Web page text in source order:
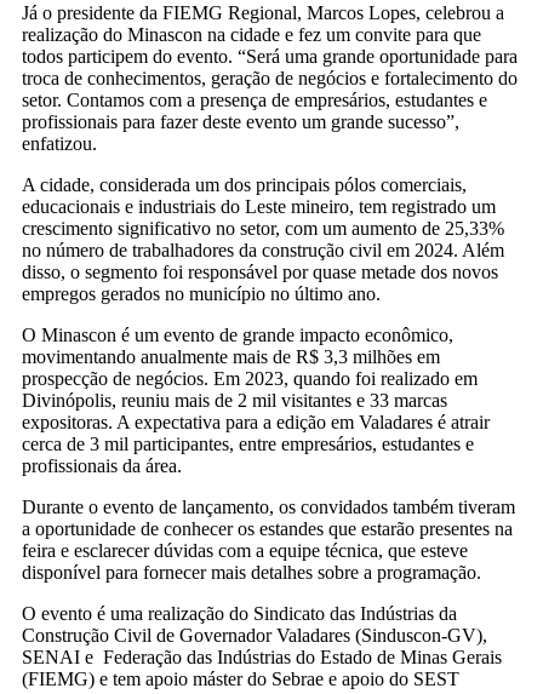
Já o presidente da FIEMG Regional, Marcos Lopes, celebrou a
realização do Minascon na cidade e fez um convite para que
todos participem do evento. “Será uma grande oportunidade para
troca de conhecimentos, geração de negócios e fortalecimento do
setor. Contamos com a presença de empresários, estudantes e
profissionais para fazer deste evento um grande sucesso”,
enfatizou.
A cidade, considerada um dos principais pólos comerciais,
educacionais e industriais do Leste mineiro, tem registrado um
crescimento significativo no setor, com um aumento de 25,33%
no número de trabalhadores da construção civil em 2024. Além
disso, o segmento foi responsável por quase metade dos novos
empregos gerados no município no último ano.
O Minascon é um evento de grande impacto econômico,
movimentando anualmente mais de R$ 3,3 milhões em
prospecção de negócios. Em 2023, quando foi realizado em
Divinópolis, reuniu mais de 2 mil visitantes e 33 marcas
expositoras. A expectativa para a edição em Valadares é atrair
cerca de 3 mil participantes, entre empresários, estudantes e
profissionais da área.
Durante o evento de lançamento, os convidados também tiveram
a oportunidade de conhecer os estandes que estarão presentes na
feira e esclarecer dúvidas com a equipe técnica, que esteve
disponível para fornecer mais detalhes sobre a programação.
O evento é uma realização do Sindicato das Indústrias da
Construção Civil de Governador Valadares (Sinduscon-GV),
SENAI e Federação das Indústrias do Estado de Minas Gerais
(FIEMG) e tem apoio máster do Sebrae e apoio do SEST